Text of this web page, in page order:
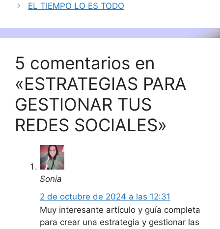
EL TIEMPO LO ES TODO
5 comentarios en
«ESTRATEGIAS PARA
GESTIONAR TUS
REDES SOCIALES»
Sonia
2 de octubre de 2024 a las 12:31
Muy interesante artículo y guía completa
para crear una estrategia y gestionar las